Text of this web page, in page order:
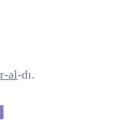
al-dı.